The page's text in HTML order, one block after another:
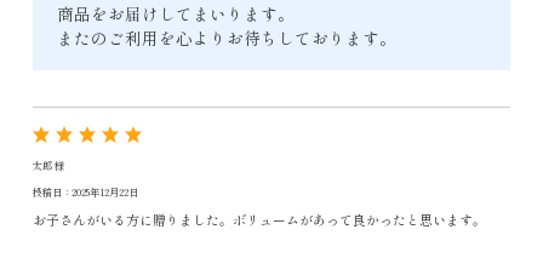
商品をお届けしてまいります。
またのご利用を心よりお待ちしております。
太郎 様
投稿日：2025年12月22日
お子さんがいる方に贈りました。ボリュームがあって良かったと思います。